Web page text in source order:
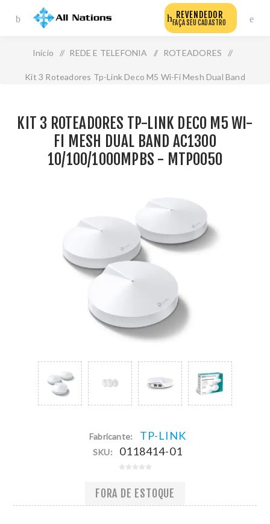
REVENDEDOR
FAÇA SEU CADASTRO
Início / REDE E TELEFONIA / ROTEADORES /
Kit 3 Roteadores Tp-Link Deco M5 Wi-Fi Mesh Dual Band
KIT 3 ROTEADORES TP-LINK DECO M5 WI-
FI MESH DUAL BAND AC1300
10/100/1000MPBS - MTP0050
Fabricante: TP-LINK
SKU: 0118414-01
FORA DE ESTOQUE